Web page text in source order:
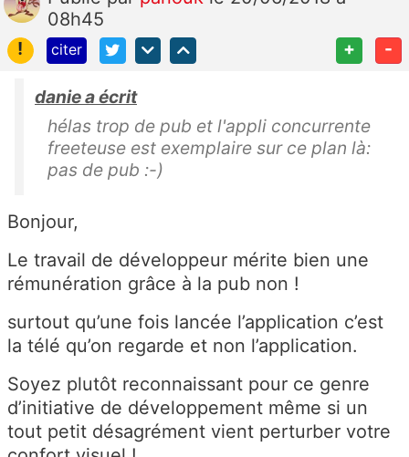
08h45
!
citer + -
danie a écrit
hélas trop de pub et l'appli concurrente
freeteuse est exemplaire sur ce plan là:
pas de pub :-)
Bonjour,
Le travail de développeur mérite bien une
rémunération grâce à la pub non !
surtout qu’une fois lancée l’application c’est
la télé qu’on regarde et non l’application.
Soyez plutôt reconnaissant pour ce genre
d’initiative de développement même si un
tout petit désagrément vient perturber votre